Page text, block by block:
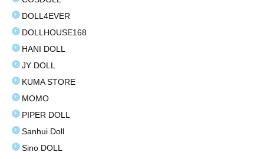
17万〜19万円
19万円以上
お買い得商品
お問い合わせ
DOLL4EVER
DOLLHOUSE168
HANI DOLL
JY DOLL
KUMA STORE
MOMO
PIPER DOLL
Sanhui Doll
Sino DOLL